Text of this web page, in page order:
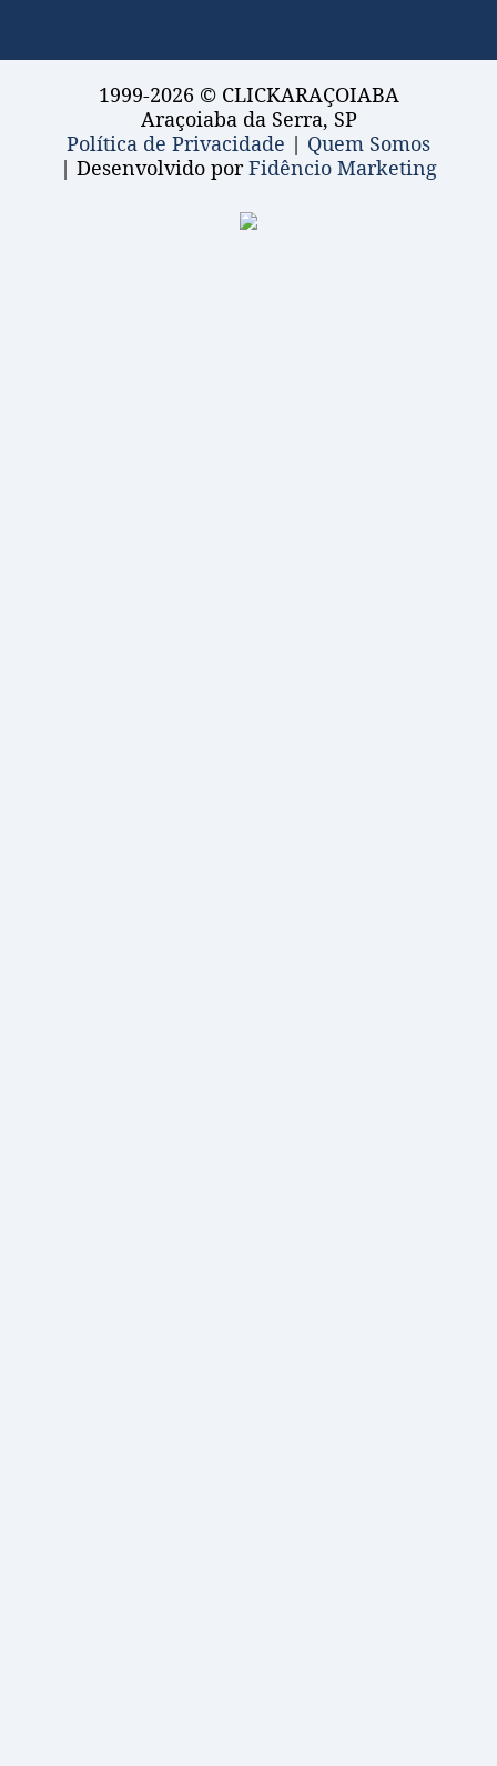
1999-2026 © CLICKARAÇOIABA
Araçoiaba da Serra, SP
Política de Privacidade | Quem Somos
| Desenvolvido porFidêncio Marketing